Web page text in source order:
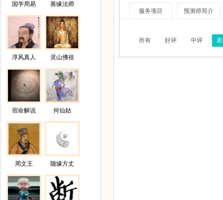
服务项目 预测师简介
所有 好评 中评
国学周易 善缘法师
淳风真人 灵山佛祖
宿命解说 何仙姑
周文王 随缘方丈